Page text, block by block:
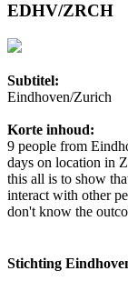
EDHV/ZRCH
Subtitel:
Eindhoven/Zurich
Korte inhoud:
9 people from
days on location in
this all is to show
interact with other
don't know the
Stichting